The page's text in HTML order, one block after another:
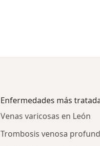
Enfermedades más
Venas varicosas en León
Trombosis venosa